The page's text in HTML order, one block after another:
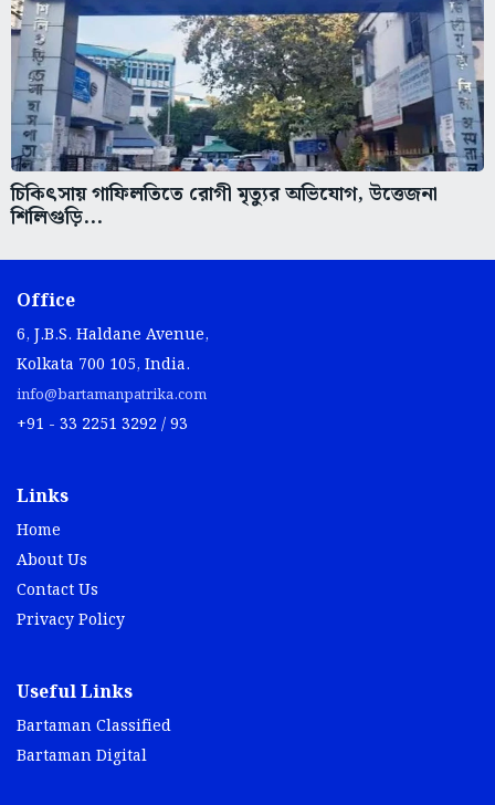
চিকিৎসায় গাফিলতিতে রোগী মৃত্যুর অভিযোগ, উত্তেজনা
শিলিগুড়ি...
Office
6, J.B.S. Haldane Avenue,
Kolkata 700 105, India.
info@bartamanpatrika.com
+91 - 33 2251 3292 / 93
Links
Home
About Us
Contact Us
Privacy Policy
Useful Links
Bartaman Classified
Bartaman Digital